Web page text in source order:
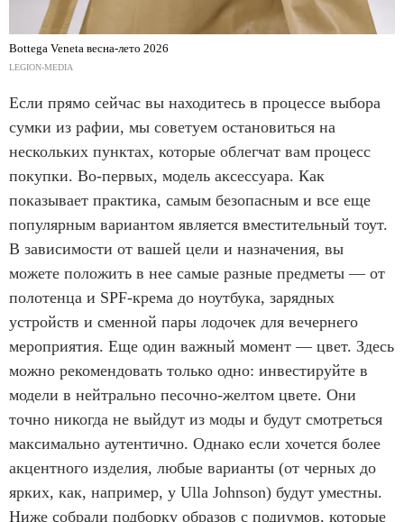
Bottega Veneta весна-лето 2026
LEGION-MEDIA
Если прямо сейчас вы находитесь в процессе выбора
сумки из рафии, мы советуем остановиться на
нескольких пунктах, которые облегчат вам процесс
покупки. Во-первых, модель аксессуара. Как
показывает практика, самым безопасным и все еще
популярным вариантом является вместительный тоут.
В зависимости от вашей цели и назначения, вы
можете положить в нее самые разные предметы — от
полотенца и SPF-крема до ноутбука, зарядных
устройств и сменной пары лодочек для вечернего
мероприятия. Еще один важный момент — цвет. Здесь
можно рекомендовать только одно: инвестируйте в
модели в нейтрально песочно-желтом цвете. Они
точно никогда не выйдут из моды и будут смотреться
максимально аутентично. Однако если хочется более
акцентного изделия, любые варианты (от черных до
ярких, как, например, у Ulla Johnson) будут уместны.
Ниже собрали подборку образов с подиумов, которые